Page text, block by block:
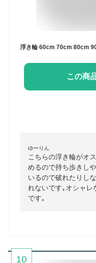
この商
ゆーりん
こちらの浮き輪がオ
めるので持ち歩きし
いるので破れたりし
れないです｡オシャ
です｡
10